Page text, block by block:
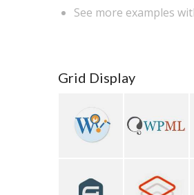
See more examples
Grid Display